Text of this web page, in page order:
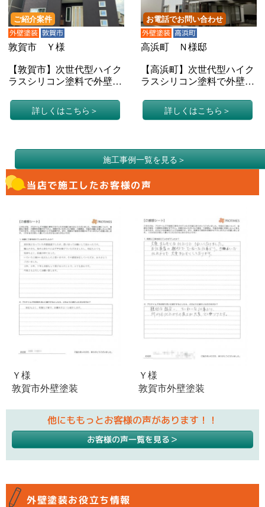
ご紹介案件
外壁塗装 敦賀市
敦賀市 Ｙ様
【敦賀市】次世代型ハイク
ラスシリコン塗料で外壁塗
詳しくはこちら
お電話でお問い合わせ
外壁塗装 高浜町
高浜町 Ｎ様邸
【高浜町】次世代型ハイク
ラスシリコン塗料で外壁塗
詳しくはこちら
施工事例一覧を見る
当店で施工したお客様の声
Ｙ様
敦賀市外壁塗装
Ｙ様
敦賀市外壁塗装
他にももっとお客様の声があります！！
お客様の声一覧を見る
外壁塗装お役立ち情報